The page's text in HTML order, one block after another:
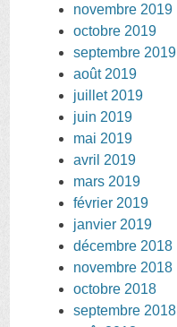
novembre 2019
octobre 2019
septembre 2019
août 2019
juillet 2019
juin 2019
mai 2019
avril 2019
mars 2019
février 2019
janvier 2019
décembre 2018
novembre 2018
octobre 2018
septembre 2018